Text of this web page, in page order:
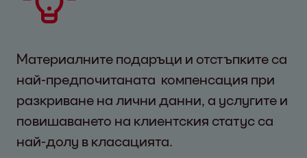
Материалните подаръци и отстъпките са
най-предпочитаната компенсация при
разкриване на лични данни, а услугите и
повишаването на клиентския статус са
най-долу в класацията.